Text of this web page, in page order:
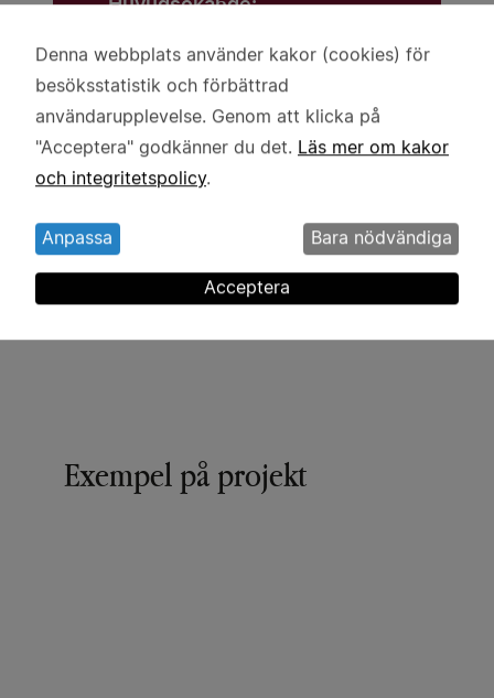
Medsökande:
Maria Levin
Maria Rosenberg
Umeå universitet
Exempel på projekt
Användning
av
personuppgifter
och
kakor
Denna webbplats använder kakor (cookies) för
besöksstatistik och förbättrad
användarupplevelse. Genom att klicka på
"Acceptera" godkänner du det. Läs mer om kakor
och integritetspolicy.
Anpassa Bara nödvändiga
Acceptera